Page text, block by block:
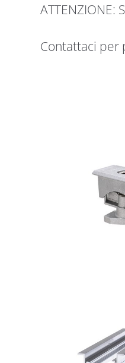
ATTENZIONE:
Contattaci per